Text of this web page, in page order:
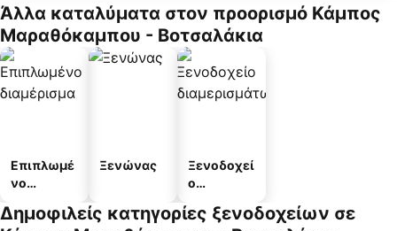
Άλλα καταλύματα στον προορισμό Κάμπος
Μαραθόκαμπου - Βοτσαλάκια
Επιπλωμέ
νο
α
Ξενώνας
Ξενοδοχεί
ο
άτων
Δημοφιλείς κατηγορίες ξενοδοχείων σε